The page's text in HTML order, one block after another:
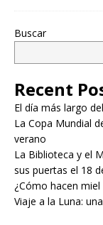
Buscar
Recent
El día más largo
La Copa Mundial
verano
La Biblioteca y el
sus puertas el 18
¿Cómo hacen miel
Viaje a la Luna: